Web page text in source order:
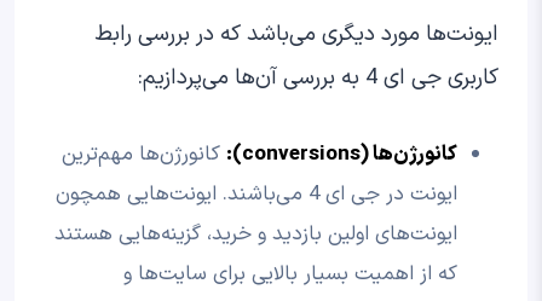
ایونت‌ها مورد دیگری می‌باشد که در بررسی رابط
کاربری جی ای 4 به بررسی آن‌ها می‌پردازیم:
کانورژن‌ها (conversions):
کانورژن‌ها مهم‌ترین
ایونت در جی ای 4 می‌باشند. ایونت‌هایی همچون
ایونت‌های اولین بازدید و خرید، گزینه‌هایی هستند
که از اهمیت بسیار بالایی برای سایت‌ها و